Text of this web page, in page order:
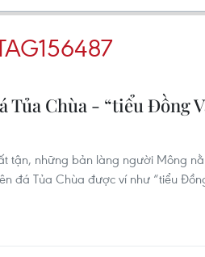
Tủa Chùa - “tiểu Đồng
tận, những bản làng người Mông
đá Tủa Chùa được ví như “tiểu